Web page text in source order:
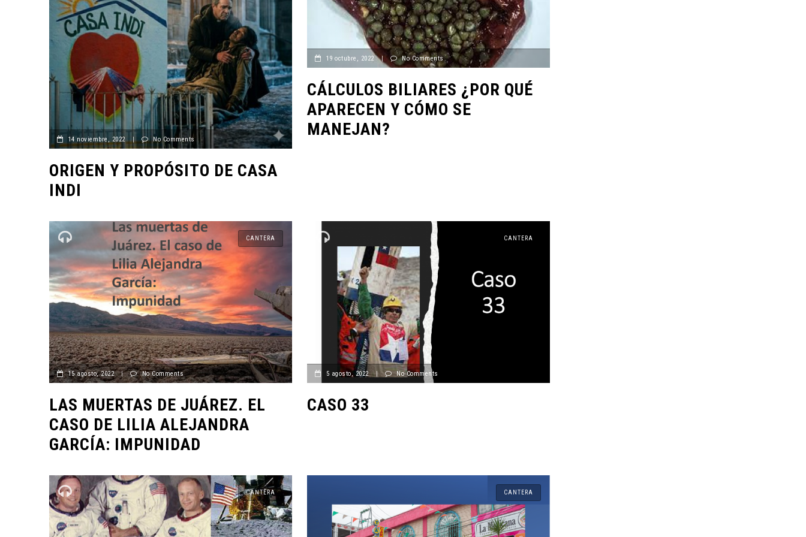
14 noviembre, 2022 | No Comments
ORIGEN Y PROPÓSITO DE CASA
INDI
19 octubre, 2022 | No Comments
CÁLCULOS BILIARES ¿POR QUÉ
APARECEN Y CÓMO SE
MANEJAN?
CANTERA
15 agosto, 2022 | No Comments
LAS MUERTAS DE JUÁREZ. EL
CASO DE LILIA ALEJANDRA
GARCÍA: IMPUNIDAD
CANTERA
5 agosto, 2022 | No Comments
CASO 33
CANTERA CANTERA